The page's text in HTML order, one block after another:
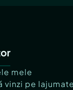
mele
vinzi pe